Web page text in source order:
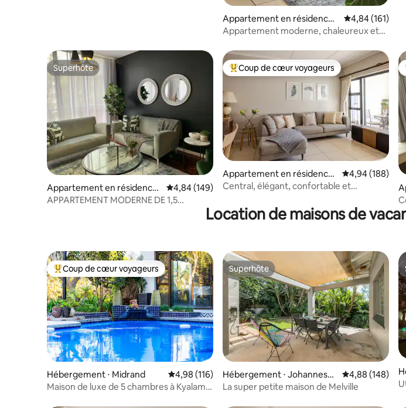
Appartement en résidence ⋅
Randburg
Évaluation
4,84 (161)
Appartement moderne, chaleureux et
Superhôte
Superhôte
Appartement en résidence
⋅ Sandton
Évaluation moyenne sur la base de 149 commentaires :
4,84 (149)
APPARTEMENT MODERNE DE 1,5
Coups de cœur voyageurs les plus appréciés
Coup de cœur voyageurs
Appartement en résidence
⋅ Lethabong
Évaluation
4,94 (188)
Central, élégant, confortable et
Location de maisons de
Coups de cœur voyageurs les plus appréciés
Coup de cœur voyageurs
Hébergement ⋅ Midrand Évaluation moyenne sur la base de 116 commentaires :
4,98 (116)
Maison de luxe de 5 chambres à Kyalami
Superhôte
Superhôte
Hébergement ⋅ Johannesb
ourg
Évaluation
4,88 (148)
La super petite maison de Melville